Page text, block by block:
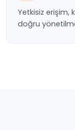
Yetkisiz erişim,
doğru